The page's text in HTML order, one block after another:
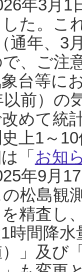
年3月1
た。こ
通年、3
、ご注
台等に
以前）
めて統
上1～
「 お知
年9月17
松島観
精査し
1時間降
」及び